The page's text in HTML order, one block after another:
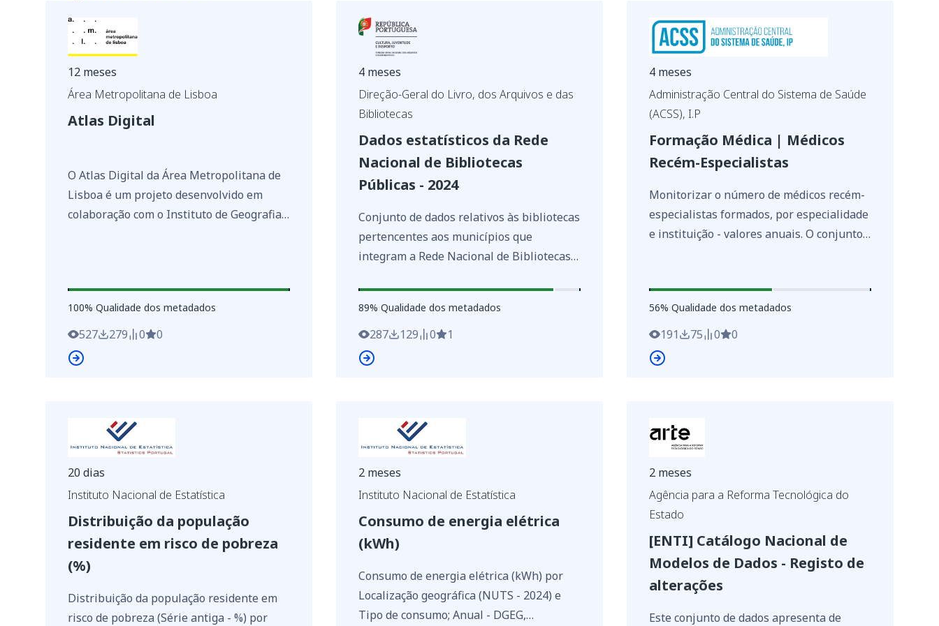
12 meses
Área Metropolitana de Lisboa
Atlas Digital
O Atlas Digital da Área Metropolitana de
Lisboa é um projeto desenvolvido em
colaboração com o Instituto de Geografia
financiado ao abrigo do contrato
celebrado entre Área Metropolitana de
Lisboa, a Direção-Geral das Autarquias
Locais e a Comissão de Coordenação e
Desenvolvimento Regional de Lisboa e
municipais. A consulta está disponível em
dois blocos de informação. Num primeiro
bloco disponibilizam-se os mapas
interativos e, num segundo bloco, os
Cobertura temporal dos dados é de 2011 a
2016.
100%
100% Qualidade dos metadados
527 279 0 0
4 meses
Direção-Geral do Livro, dos Arquivos e das
Bibliotecas
Dados estatísticos da Rede
Nacional de Bibliotecas
Públicas - 2024
Conjunto de dados relativos às bibliotecas
pertencentes aos municípios que
integram a Rede Nacional de Bibliotecas
respeito ao funcionamento das
bibliotecas e foram fornecidos pelos
municípios à DGLAB, enquanto entidade
coordenadora da RNBP.
89%
89% Qualidade dos metadados
287 129 0 1
4 meses
Administração Central do Sistema de Saúde
(ACSS), I.P
Formação Médica | Médicos
Recém-Especialistas
Monitorizar o número de médicos recém-
especialistas formados, por especialidade
e instituição - valores anuais. O conjunto
formação especializada, por especialidade
e instituição, considerando os resultados
da 1.ª época normal e da 2.ª época
especial. **Observações:** Os dados
incluem apenas médicos que concluíram a
56%
56% Qualidade dos metadados
191 75 0 0
20 dias
Instituto Nacional de Estatística
Distribuição da população
residente em risco de pobreza
(%)
Distribuição da população residente em
risco de pobreza (Série antiga - %) por
2 meses
Instituto Nacional de Estatística
Consumo de energia elétrica
(kWh)
Consumo de energia elétrica (kWh) por
Localização geográfica (NUTS - 2024) e
Tipo de consumo; Anual - DGEG,
2 meses
Agência para a Reforma Tecnológica do
Estado
[ENTI] Catálogo Nacional de
Modelos de Dados - Registo de
alterações
Este conjunto de dados apresenta de